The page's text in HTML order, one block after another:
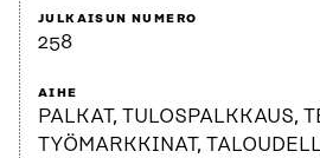
JULKAISUN NUMERO
258
AIHE
PALKAT, TULOSPALKKAUS,
TYÖMARKKINAT,